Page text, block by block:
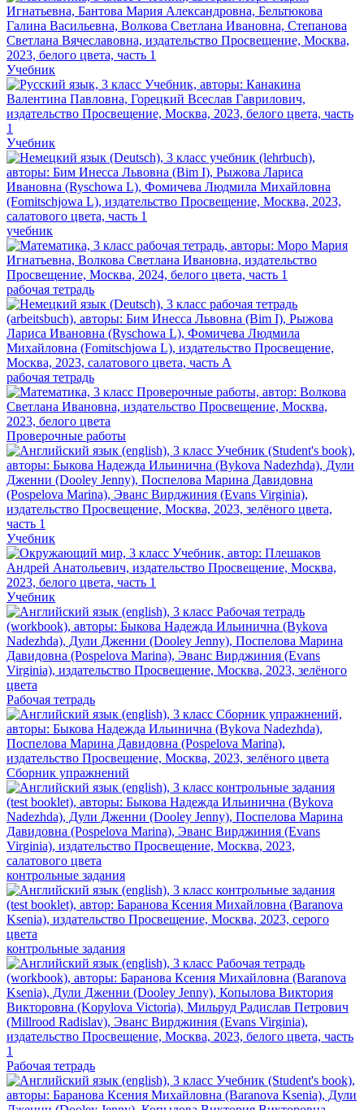
Учебник
Учебник
учебник
рабочая тетрадь
рабочая тетрадь
Проверочные работы
Учебник
Учебник
Рабочая тетрадь
Сборник упражнений
контрольные задания
контрольные задания
Рабочая тетрадь